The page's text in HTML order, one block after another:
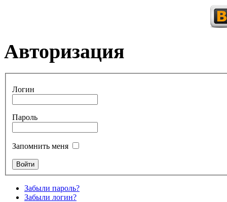
Авторизация
Логин
Пароль
Запомнить меня
Забыли пароль?
Забыли логин?